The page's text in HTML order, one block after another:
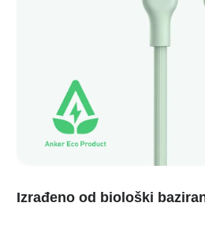
Izrađeno od biološki